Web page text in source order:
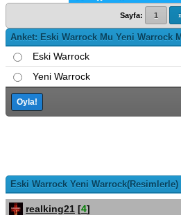
Sayfa: 1
Anket: Eski Warrock Mu Yeni Warrock
Eski Warrock
Yeni Warrock
Eski Warrock Yeni Warrock(Resimlerle)
realking21 [4]